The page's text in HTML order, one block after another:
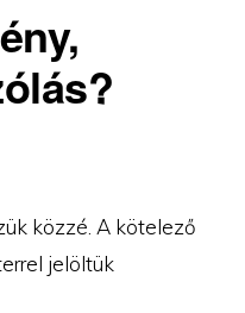
közzé. A kötelező
jelöltük